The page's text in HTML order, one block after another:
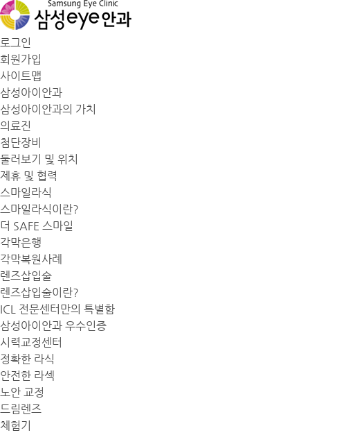
로그인
회원가입
사이트맵
삼성아이안과
삼성아이안과의 가치
의료진
첨단장비
둘러보기 및 위치
제휴 및 협력
스마일라식
스마일라식이란?
더 SAFE 스마일
각막은행
각막복원사례
렌즈삽입술
렌즈삽입술이란?
ICL 전문센터만의 특별함
삼성아이안과 우수인증
시력교정센터
정확한 라식
안전한 라섹
노안 교정
드림렌즈
체험기